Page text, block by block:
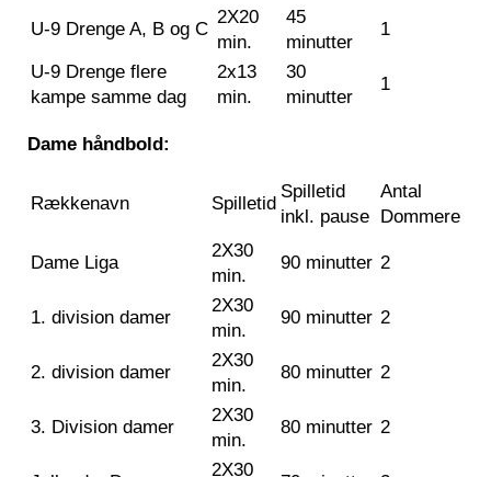
U-9 Drenge A, B og C
2X20
min.
45
minutter
1
U-9 Drenge flere
kampe samme dag
2x13
min.
30
minutter
1
Dame håndbold:
Rækkenavn Spilletid
Spilletid
inkl. pause
Antal
Dommere
Dame Liga
2X30
min.
90 minutter 2
1. division damer
2X30
min.
90 minutter 2
2. division damer
2X30
min.
80 minutter 2
3. Division damer
2X30
min.
80 minutter 2
2X30